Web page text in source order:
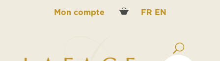
Mon compte FR EN